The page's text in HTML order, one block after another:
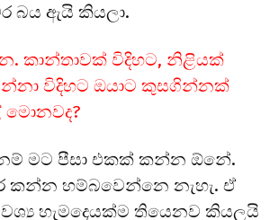
බය ඇයි කියලා.
කාන්තාවක් විදිහට, නිළියක්
විදිහට ඔයාට කුසගින්නක්
මොනවද?
මට පීසා එකක් කන්න ඕනේ.
කන්න හම්බවෙන්නෙ නැහැ. ඒ
හැමදෙයක්ම තියෙනව කියලයි